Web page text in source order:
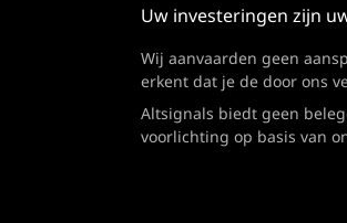
Uw investeringen zijn
Wij aanvaarden geen
erkent dat je de door ons
Altsignals biedt geen
voorlichting op basis van